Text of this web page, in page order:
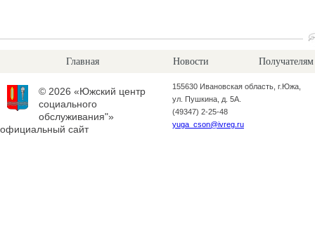
Главная Новости Получателям
© 2026 «Южский центр
социального
обслуживания"»
официальный сайт
155630 Ивановская область, г.Южа,
ул. Пушкина, д. 5А.
(49347) 2-25-48
yuga_cson@ivreg.ru